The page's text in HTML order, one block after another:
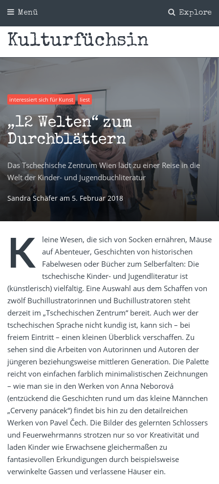
Explore
Menü
Kulturfüchsin
interessiert sich für Kunst liest
„12 Welten“ zum
Durchblättern
Das Tschechische Zentrum Wien lädt zu einer Reise in die
Welt der Kinder- und Jugendbuchliteratur
Sandra Schäfer am 5. Februar 2018
K
leine Wesen, die sich von Socken ernähren, Mäuse
auf Abenteuer, Geschichten von historischen
Fabelwesen oder Bücher zum Selberfalten: Die
tschechische Kinder- und Jugendliteratur ist
(künstlerisch) vielfältig. Eine Auswahl aus dem Schaffen von
zwölf Buchillustratorinnen und Buchillustratoren steht
derzeit im „Tschechischen Zentrum“ bereit. Auch wer der
tschechischen Sprache nicht kundig ist, kann sich – bei
freiem Eintritt – einen kleinen Überblick verschaffen. Zu
sehen sind die Arbeiten von Autorinnen und Autoren der
jüngeren beziehungsweise mittleren Generation. Die Palette
reicht von einfachen farblich minimalistischen Zeichnungen
– wie man sie in den Werken von Anna Neborová
(entzückend die Geschichten rund um das kleine Männchen
„Cerveny panácek“) findet bis hin zu den detailreichen
Werken von Pavel Čech. Die Bilder des gelernten Schlossers
und Feuerwehrmanns strotzen nur so vor Kreativität und
laden Kinder wie Erwachsene gleichermaßen zu
fantasievollen Erkundigungen durch beispielsweise
verwinkelte Gassen und verlassene Häuser ein.